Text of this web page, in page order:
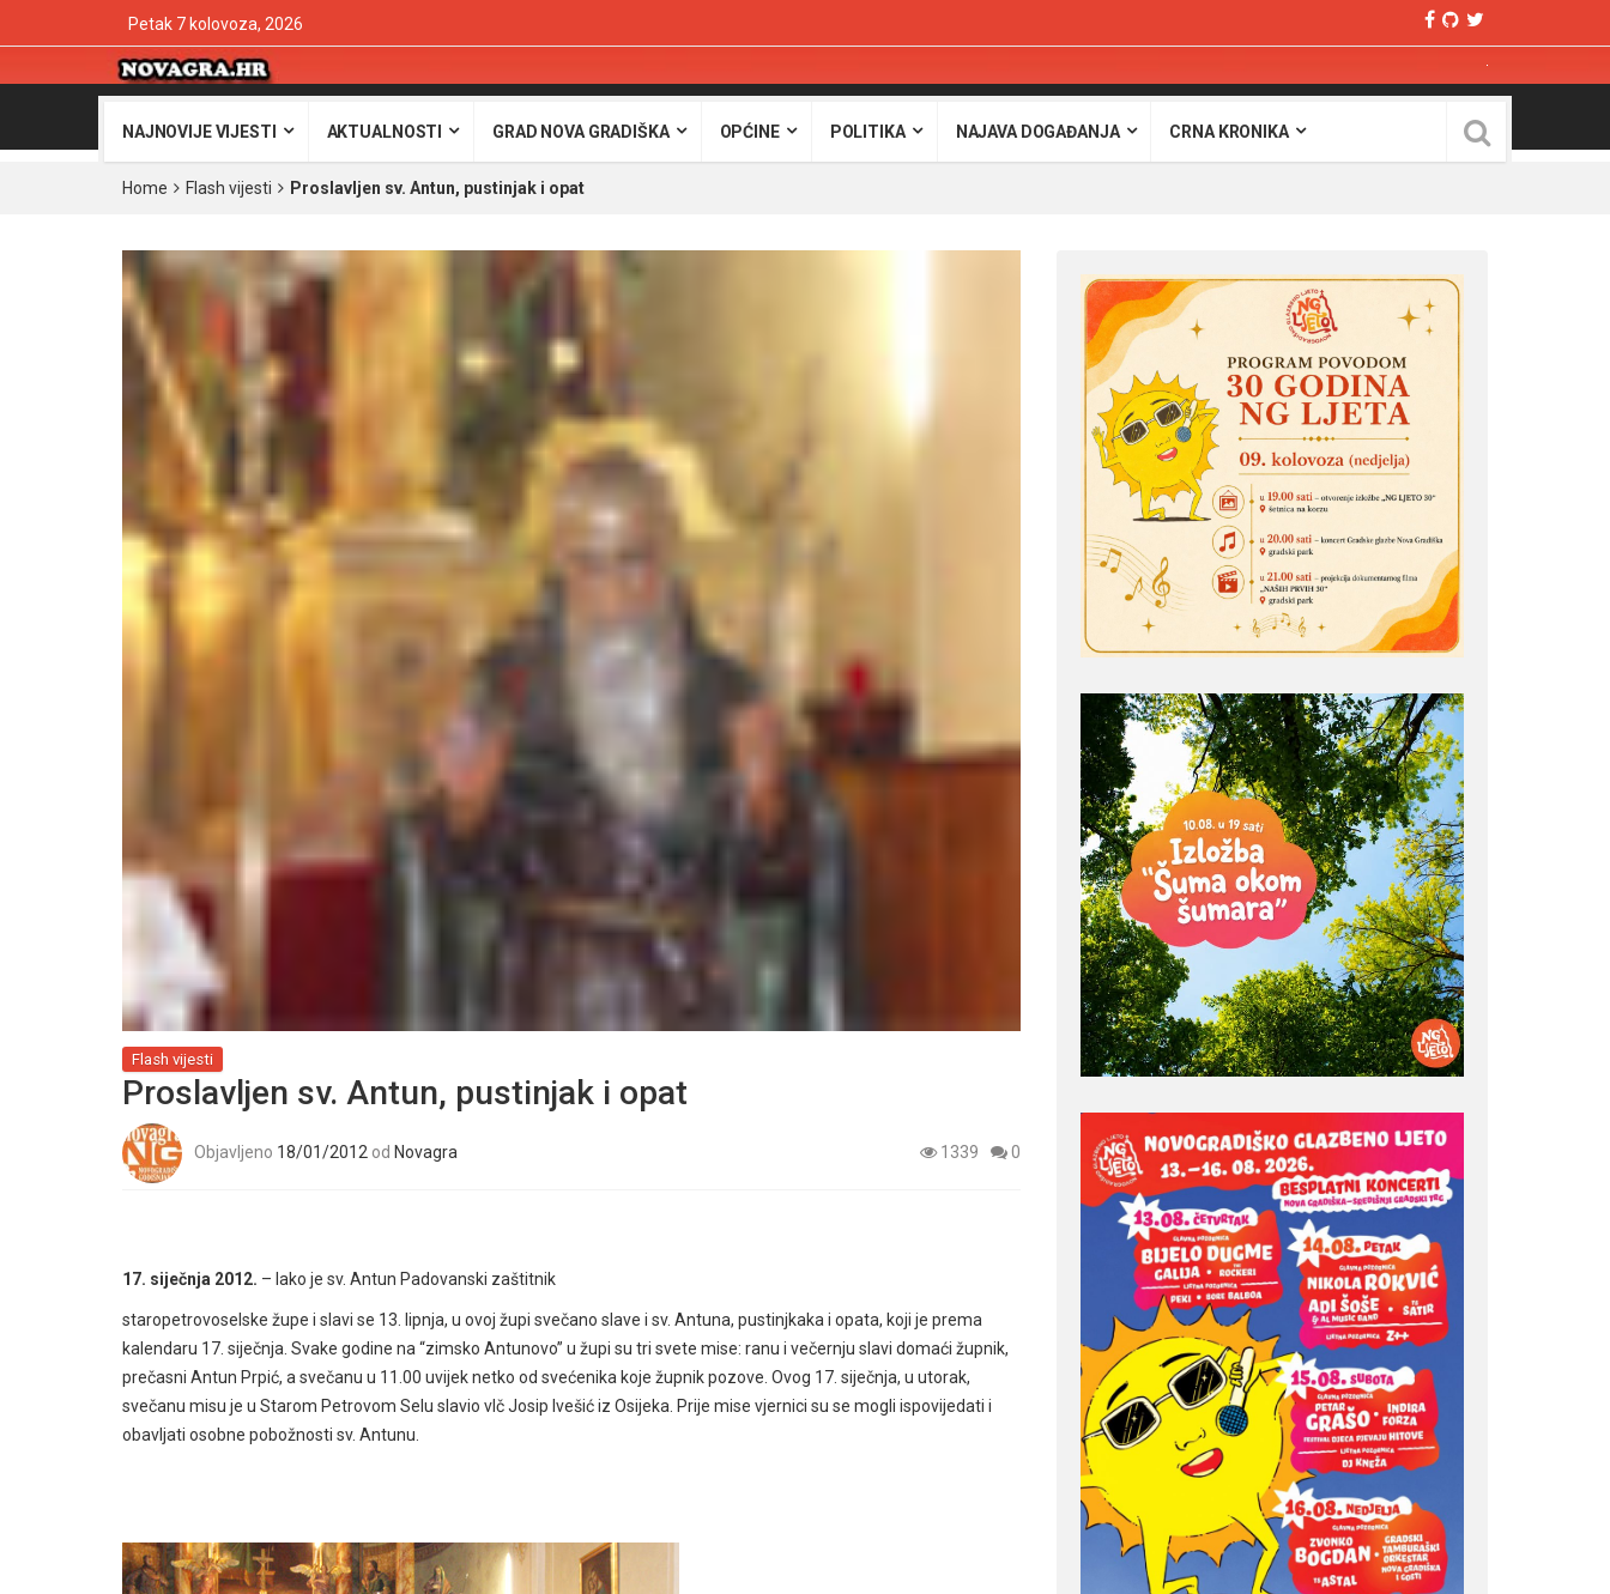
Petak 7 kolovoza, 2026
NAJNOVIJE VIJESTI AKTUALNOSTI GRAD NOVA GRADIŠKA OPĆINE POLITIKA NAJAVA DOGAĐANJA CRNA KRONIKA
Home Flash vijesti Proslavljen sv. Antun, pustinjak i opat
Flash vijesti
Proslavljen sv. Antun, pustinjak i opat
Objavljeno 18/01/2012 od Novagra 1339 0
17. siječnja 2012. – Iako je sv. Antun Padovanski zaštitnik
staropetrovoselske župe i slavi se 13. lipnja, u ovoj župi svečano slave i sv. Antuna, pustinjkaka i opata, koji je prema
kalendaru 17. siječnja. Svake godine na “zimsko Antunovo” u župi su tri svete mise: ranu i večernju slavi domaći župnik,
prečasni Antun Prpić, a svečanu u 11.00 uvijek netko od svećenika koje župnik pozove. Ovog 17. siječnja, u utorak,
svečanu misu je u Starom Petrovom Selu slavio vlč Josip Ivešić iz Osijeka. Prije mise vjernici su se mogli ispovijedati i
obavljati osobne pobožnosti sv. Antunu.